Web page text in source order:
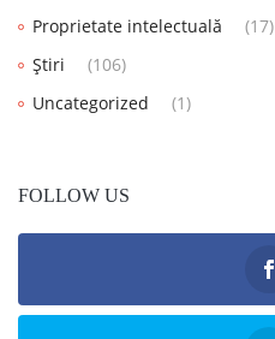
Proprietate intelectuală
(17)
Știri
(106)
Uncategorized
(1)
FOLLOW US